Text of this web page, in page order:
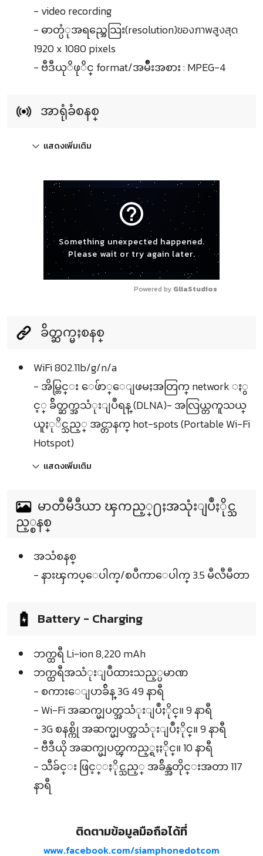
- video recording
- ဓာတ္ပံုအရည္အေသြး(resolution)ของภาพสูงสุด
1920 x 1080 pixels
- ဗီဒီယုိဖုိင္ format/အမ်ဳိးအစား : MPEG-4
အာရုံခံစနစ္
แสดงเพิ่มเติม
help_outline
Something unexpected happened.
Please wait or try again later.
Powered by GliaStudios
ခ်ိတ္ဆက္မႈစနစ္
WiFi 802.11b/g/n/a
- အိမ္တြင္း ေဖ်ာ္ေျဖမႈအတြက္ network ႏွ
င့္ ခ်ိတ္ဆက္အသံုးျပဳရန္ (DLNA)- အလြယ္တကူသယ္
ယူႏုိင္သည့္ အင္တာနက္ hot-spots (Portable Wi-Fi
Hotspot)
แสดงเพิ่มเติม
မာတီမီဒီယာ ၾကည့္႐ႈအသုံးျပဳႏိုင္သ
ည့္စနစ္
အသံစနစ္
- နားၾကပ္ေပါက္/စပီကာေပါက္ 3.5 မီလီမီတာ
Battery - Charging
ဘက္ထရီ Li-ion 8,220 mAh
ဘက္ထရီအသံုးျပဳထားသည့္ပမာဏ
- စကားေျပာခ်ိန္ 3G 49 နာရီ
- Wi-Fi အဆက္မျပတ္အသံုးျပဳႏိုင္။ 9 နာရီ
- 3G စနစ္ကို အဆက္မျပတ္အသံုးျပဳႏိုင္။ 9 နာရီ
- ဗီဒီယို အဆက္မျပတ္ၾကည့္ရႈႏိုင္။ 10 နာရီ
- သီခ်င္း ဖြင့္ႏိုင္သည့္ အခ်ိန္အတိုင္းအတာ 117
နာရီ
ติดตามข้อมูลมือถือได้ที่
www.facebook.com/siamphonedotcom